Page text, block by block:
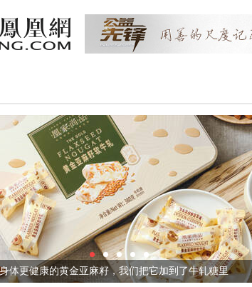
体更健康的黄金亚麻籽，我们把它加到了牛轧糖里